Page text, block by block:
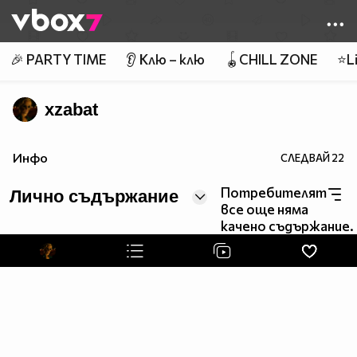
👾
🎉 PARTY TIME 👂 Клю – клю 🪀CHILL ZONE
xzabat
Инфо СЛЕДВАЙ22
Лично съдържание
Потребителят
все още няма
качено съдържание.